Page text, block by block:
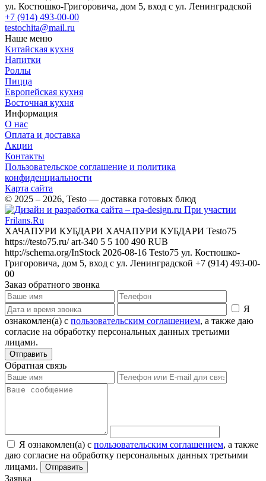
ул. Костюшко-Григоровича, дом 5, вход с ул. Ленинградской
+7 (914) 493-00-00
testochita@mail.ru
Наше меню
Китайская кухня
Напитки
Роллы
Пицца
Европейская кухня
Восточная кухня
Информация
О нас
Оплата и доставка
Акции
Контакты
Пользовательское соглашение и политика
конфиденциальности
Карта сайта
© 2025 – 2026, Testo — доставка готовых блюд
При участии
Frilans.Ru
ХАЧАПУРИ КУБДАРИ ХАЧАПУРИ КУБДАРИ Testo75
https://testo75.ru/ art-340 5 5 100 490 RUB
http://schema.org/InStock 2026-08-16 Testo75 ул. Костюшко-
Григоровича, дом 5, вход с ул. Ленинградской +7 (914) 493-00-
00
Заказ обратного звонка
Я
ознакомлен(а) с пользовательским соглашением, а также даю
согласие на обработку персональных данных третьими
лицами.
Отправить
Обратная связь
Я ознакомлен(а) с пользовательским соглашением, а также
даю согласие на обработку персональных данных третьими
лицами.
Отправить
Заявка